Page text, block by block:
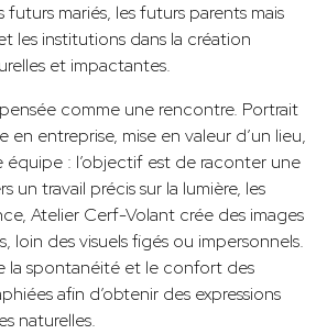
mariés, les futurs parents mais
les institutions dans la création
et impactantes.
comme une rencontre. Portrait
entreprise, mise en valeur d’un lieu,
équipe : l’objectif est de raconter une
un travail précis sur la lumière, les
Atelier Cerf-Volant crée des images
loin des visuels figés ou impersonnels.
la spontanéité et le confort des
afin d’obtenir des expressions
naturelles.